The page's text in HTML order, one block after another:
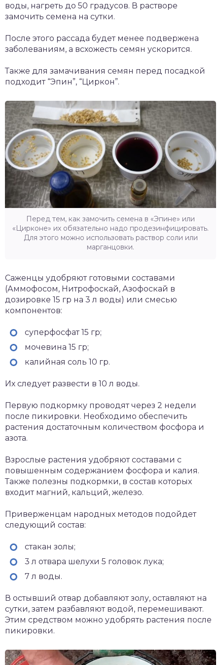
воды, нагреть до 50 градусов. В растворе
замочить семена на сутки.
После этого рассада будет менее подвержена
заболеваниям, а всхожесть семян ускорится.
Также для замачивания семян перед посадкой
подходит “Эпин”, “Циркон”.
Перед тем, как замочить семена в «Эпине» или
«Цирконе» их обязательно надо продезинфицировать.
Для этого можно использовать раствор соли или
марганцовки.
Саженцы удобряют готовыми составами
(Аммофосом, Нитрофоскай, Азофоскай в
дозировке 15 гр на 3 л воды) или смесью
компонентов:
суперфосфат 15 гр;
мочевина 15 гр;
калийная соль 10 гр.
Их следует развести в 10 л воды.
Первую подкормку проводят через 2 недели
после пикировки. Необходимо обеспечить
растения достаточным количеством фосфора и
азота.
Взрослые растения удобряют составами с
повышенным содержанием фосфора и калия.
Также полезны подкормки, в состав которых
входит магний, кальций, железо.
Приверженцам народных методов подойдет
следующий состав:
стакан золы;
3 л отвара шелухи 5 головок лука;
7 л воды.
В остывший отвар добавляют золу, оставляют на
сутки, затем разбавляют водой, перемешивают.
Этим средством можно удобрять растения после
пикировки.